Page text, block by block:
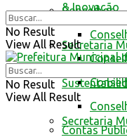
Conselhos
Contas
& Inovação
Secretaria
Secretaria
No Result
View All Result
No Result
View All Result